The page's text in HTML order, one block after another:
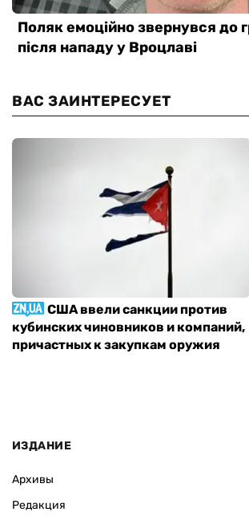
ВАС ЗАИНТЕРЕСУЕТ
США ввели санкции против
кубинских чиновников и компаний,
причастных к закупкам оружия
ИЗДАНИЕ
Архивы
Редакция